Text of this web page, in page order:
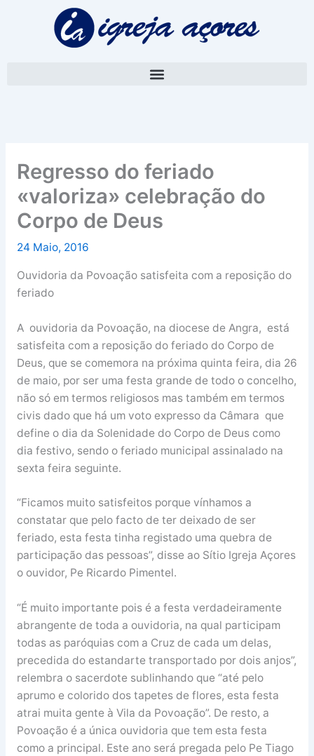
Regresso do feriado
«valoriza» celebração do
Corpo de Deus
24 Maio, 2016
Ouvidoria da Povoação satisfeita com a reposição do
feriado
A ouvidoria da Povoação, na diocese de Angra, está
satisfeita com a reposição do feriado do Corpo de
Deus, que se comemora na próxima quinta feira, dia 26
de maio, por ser uma festa grande de todo o concelho,
não só em termos religiosos mas também em termos
civis dado que há um voto expresso da Câmara que
define o dia da Solenidade do Corpo de Deus como
dia festivo, sendo o feriado municipal assinalado na
sexta feira seguinte.
“Ficamos muito satisfeitos porque vínhamos a
constatar que pelo facto de ter deixado de ser
feriado, esta festa tinha registado uma quebra de
participação das pessoas”, disse ao Sítio Igreja Açores
o ouvidor, Pe Ricardo Pimentel.
“É muito importante pois é a festa verdadeiramente
abrangente de toda a ouvidoria, na qual participam
todas as paróquias com a Cruz de cada um delas,
precedida do estandarte transportado por dois anjos”,
relembra o sacerdote sublinhando que “até pelo
aprumo e colorido dos tapetes de flores, esta festa
atrai muita gente à Vila da Povoação”. De resto, a
Povoação é a única ouvidoria que tem esta festa
como a principal. Este ano será pregada pelo Pe Tiago